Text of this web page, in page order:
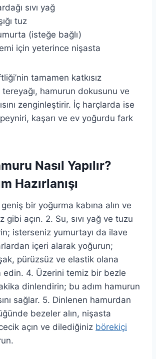
sıvı yağ
tuz
(isteğe bağlı)
için yeterince nişasta
tamamen katkısız
tereyağı, hamurun dokusunu ve
zenginleştirir. İç harçlarda ise
kaşarı ve ev yoğurdu fark
Nasıl Yapılır?
Hazırlanışı
bir yoğurma kabına alın ve
gibi açın. 2. Su, sıvı yağ ve tuzu
isterseniz yumurtayı da ilave
içeri alarak yoğurun;
pürüzsüz ve elastik olana
edin. 4. Üzerini temiz bir bezle
dinlendirin; bu adım hamurun
sağlar. 5. Dinlenen hamurdan
bezeler alın, nişasta
açın ve dilediğiniz börekiçi